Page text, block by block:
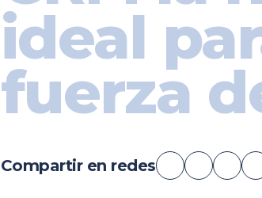
ideal
fuerza
Compartir en redes